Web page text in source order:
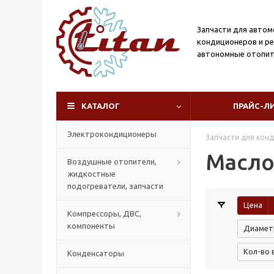
Запчасти для
кондиционеров и
автономные
КАТАЛОГ ПРАЙС-
Электрокондиционеры
Воздушные отопители,
жидкостные
подогреватели, запчасти
Компрессоры, ДВС,
компоненты
Конденсаторы
Запчасти для
Цена
Кол-во